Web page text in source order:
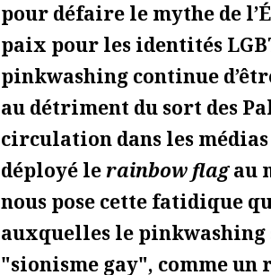
pour défaire le mythe de
paix pour les identités
pinkwashing continue
au détriment du sort des
circulation dans les
déployé lerainbow flagau
nous pose cette fatidique
auxquelles le pinkwashing
"sionisme gay", comme